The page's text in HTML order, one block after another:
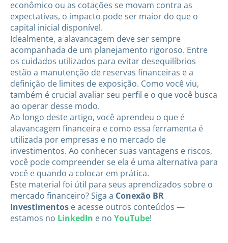
econômico ou as cotações se movam contra as
expectativas, o impacto pode ser maior do que o
capital inicial disponível.
Idealmente, a alavancagem deve ser sempre
acompanhada de um planejamento rigoroso. Entre
os cuidados utilizados para evitar desequilíbrios
estão a manutenção de reservas financeiras e a
definição de limites de exposição. Como você viu,
também é crucial avaliar seu perfil e o que você busca
ao operar desse modo.
Ao longo deste artigo, você aprendeu o que é
alavancagem financeira e como essa ferramenta é
utilizada por empresas e no mercado de
investimentos. Ao conhecer suas vantagens e riscos,
você pode compreender se ela é uma alternativa para
você e quando a colocar em prática.
Este material foi útil para seus aprendizados sobre o
mercado financeiro? Siga a Conexão BR
Investimentos e acesse outros conteúdos —
estamos no LinkedIn e no YouTube!